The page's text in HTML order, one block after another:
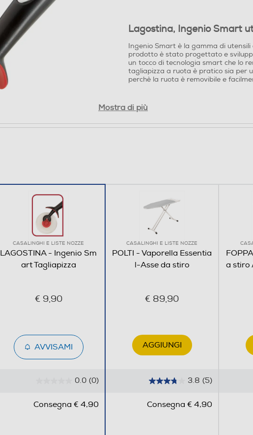
Lagostina, Ingenio Smart
Ingenio Smart è la gamma di
prodotto è stato progettato e
un tocco di tecnologia smart che lo
tagliapizza a ruota è pratico sia per
perchè la ruota è removibile e
Facile da pulire
Lavabile in lavastoviglie
Mostra di più
CASALINGHI E LISTE NOZZE
LAGOSTINA - Ingenio Sm
art Tagliapizza
€ 9,90
AVVISAMI
CASALINGHI E LISTE NOZZE
POLTI - Vaporella Essentia
l-Asse da stiro
€ 89,90
AGGIUNGI
a stiro
0.0 (0) 3.8 (5)
Consegna € 4,90 Consegna € 4,90